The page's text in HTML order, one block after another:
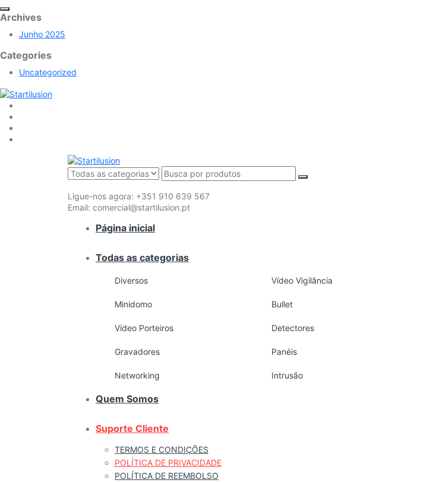
Archives
Junho 2025
Categories
Uncategorized
Ligue-nos agora: +351 910 639 567
Email: comercial@startilusion.pt
Página inicial
Todas as categorias
Diversos Vídeo Vigilância
Minidomo Bullet
Vídeo Porteiros Detectores
Gravadores Panéis
Networking Intrusão
Quem Somos
Suporte Cliente
TERMOS E CONDIÇÕES
POLÍTICA DE PRIVACIDADE
POLÍTICA DE REEMBOLSO